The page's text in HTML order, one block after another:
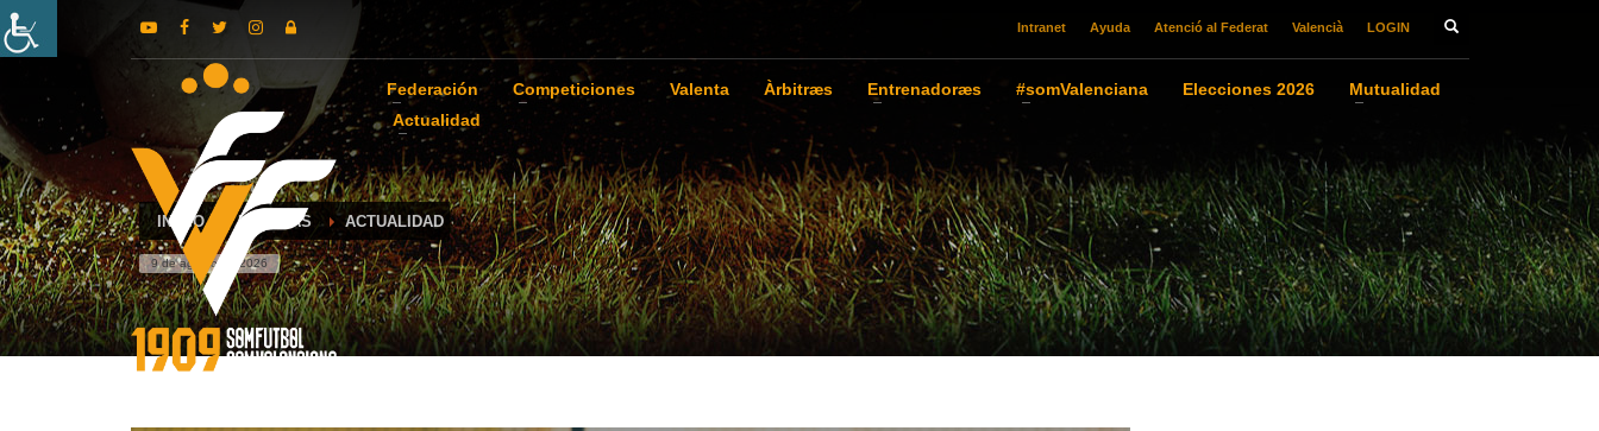
Intranet Ayuda Atenció al Federat Valencià LOGIN
Federación Competiciones Valenta Àrbitræs Entrenadoræs #somValenciana Elecciones 2026
Mutualidad
Actualidad
INICIO NOTICIAS ACTUALIDAD
9 de agosto de 2026